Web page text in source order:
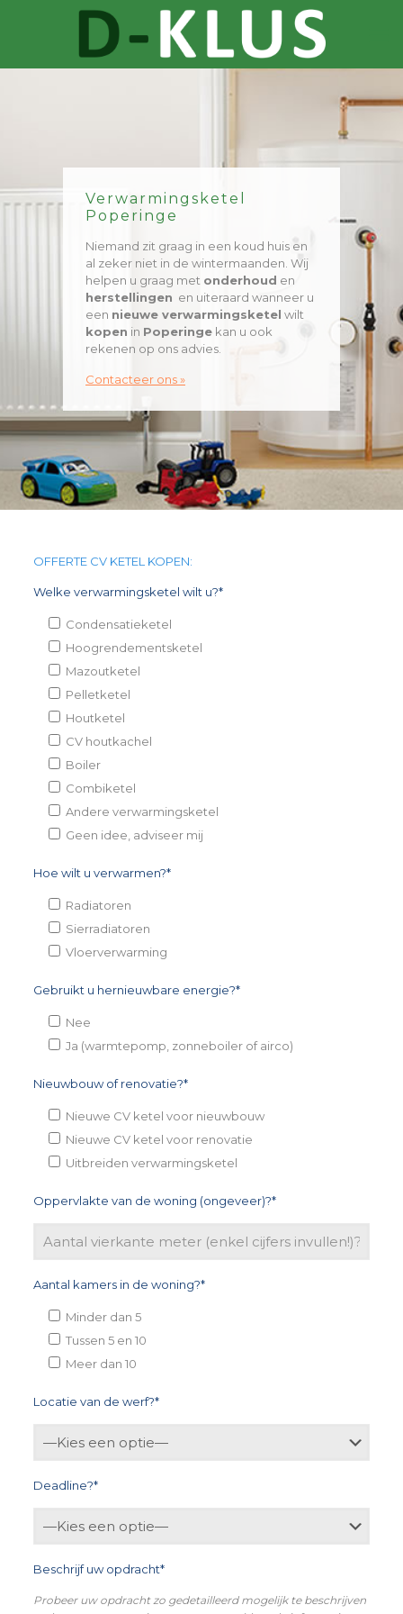
Verwarmingsketel
Poperinge
Niemand zit graag in een koud huis en
al zeker niet in de wintermaanden. Wij
helpen u graag met onderhoud en
herstellingen en uiteraard wanneer u
een nieuwe verwarmingsketel wilt
kopen in Poperinge kan u ook
rekenen op ons advies.
Contacteer ons »
OFFERTE CV KETEL KOPEN:
Welke verwarmingsketel wilt u?*
Condensatieketel
Hoogrendementsketel
Mazoutketel
Pelletketel
Houtketel
CV houtkachel
Boiler
Combiketel
Andere verwarmingsketel
Geen idee, adviseer mij
Hoe wilt u verwarmen?*
Radiatoren
Sierradiatoren
Vloerverwarming
Gebruikt u hernieuwbare energie?*
Nee
Ja (warmtepomp, zonneboiler of airco)
Nieuwbouw of renovatie?*
Nieuwe CV ketel voor nieuwbouw
Nieuwe CV ketel voor renovatie
Uitbreiden verwarmingsketel
Oppervlakte van de woning (ongeveer)?*
Aantal kamers in de woning?*
Minder dan 5
Tussen 5 en 10
Meer dan 10
Locatie van de werf?*
Deadline?*
Beschrijf uw opdracht*
Probeer uw opdracht zo gedetailleerd mogelijk te beschrijven